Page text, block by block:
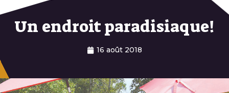
Un endroit paradisiaque!
16 août 2018